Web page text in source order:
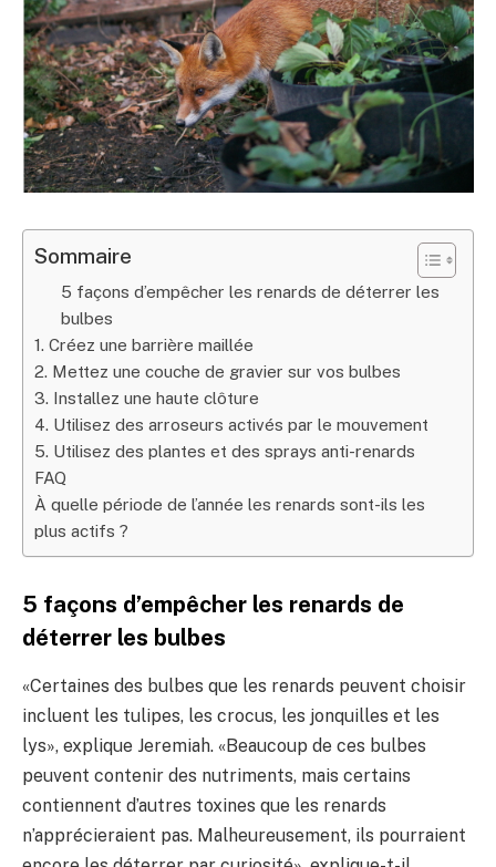
Sommaire
5 façons d’empêcher les renards de déterrer les
bulbes
1. Créez une barrière maillée
2. Mettez une couche de gravier sur vos bulbes
3. Installez une haute clôture
4. Utilisez des arroseurs activés par le mouvement
5. Utilisez des plantes et des sprays anti-renards
FAQ
À quelle période de l’année les renards sont-ils les
plus actifs ?
5 façons d’empêcher les renards de
déterrer les bulbes
«Certaines des bulbes que les renards peuvent choisir
incluent les tulipes, les crocus, les jonquilles et les
lys», explique Jeremiah. «Beaucoup de ces bulbes
peuvent contenir des nutriments, mais certains
contiennent d’autres toxines que les renards
n’apprécieraient pas. Malheureusement, ils pourraient